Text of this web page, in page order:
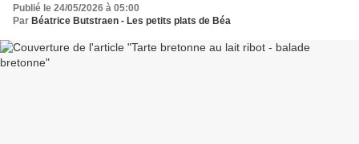
Publié le 24/05/2026 à 05:00
Par Béatrice Butstraen - Les petits plats de Béa